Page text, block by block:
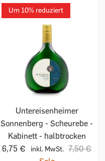
Um 10% reduziert
Untereisenheimer
Sonnenberg - Scheurebe -
Kabinett - halbtrocken
6,75 €
inkl. MwSt. 7,50 €